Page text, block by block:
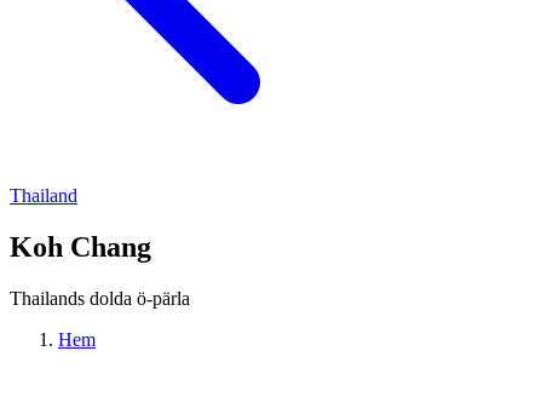
Thailand
Koh Chang
Thailands dolda ö-pärla
Hem